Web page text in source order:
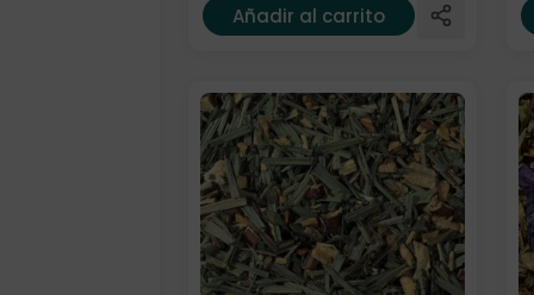
Añadir al carrito
Formato